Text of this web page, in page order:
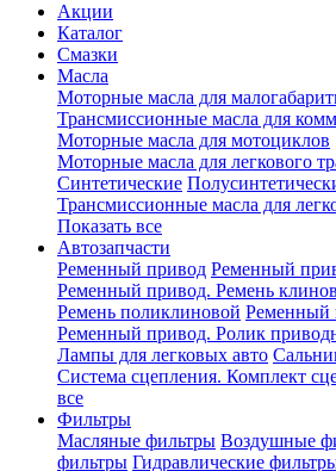
Акции
Каталог
Смазки
Масла
Моторные масла для
Трансмиссионные масла для
Моторные масла для мотоциклов
Моторные масла для легкового
Синтетические
Трансмиссионные масла для
Показать все
Автозапчасти
Ременный привод Ременный
Ременный привод. Ремень
Ремень поликлиновой Ременный
Ременный привод. Ролик
Лампы для легковых авто
Система сцепления. Комплект
все
Фильтры
Масляные фильтры Воздушные
фильтры Гидравлические